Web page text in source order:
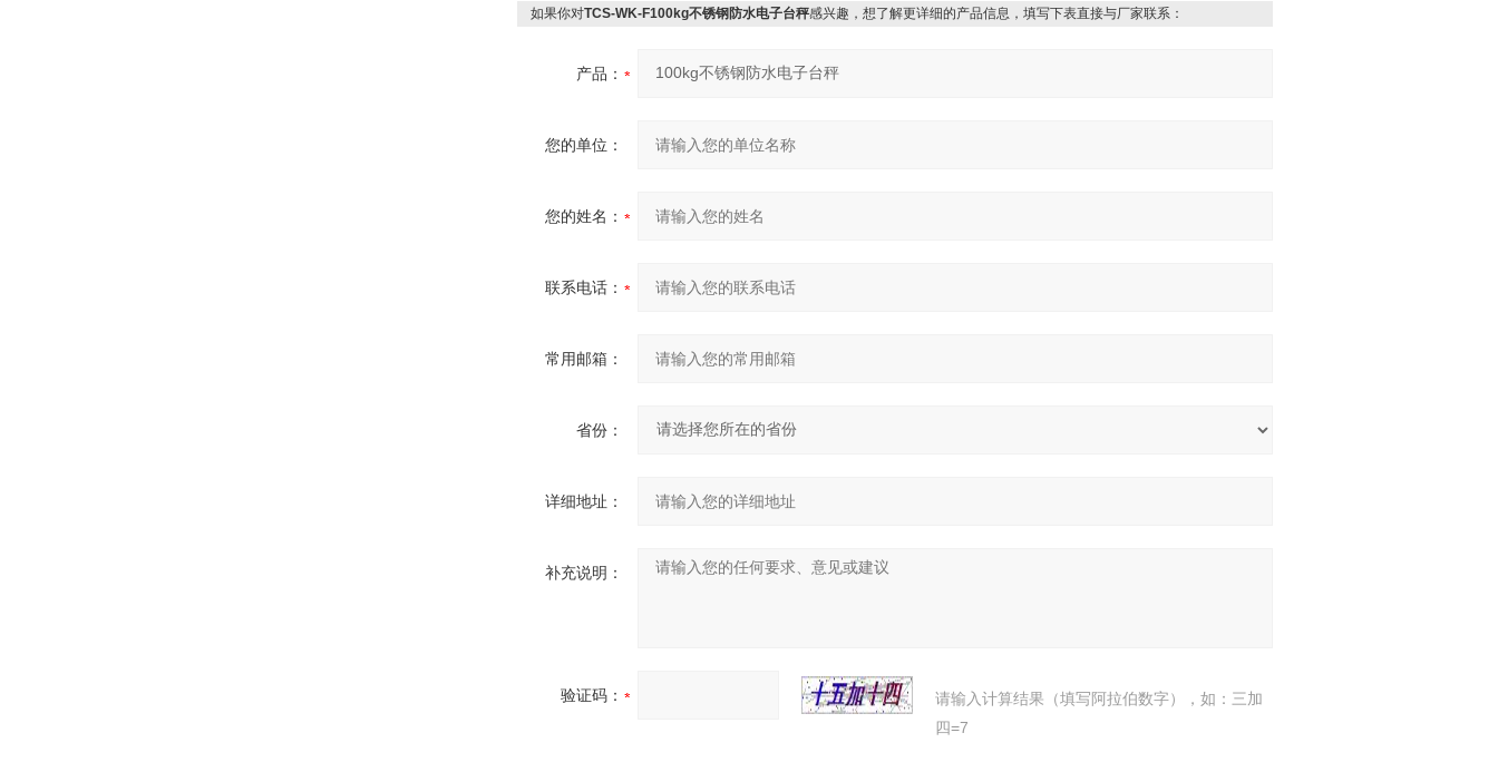
如果你对TCS-WK-F100kg不锈钢防水电子台秤感兴趣，想了解更详细的产品信息，填写下表直接与厂家联系：
产品：
您的单位：
您的姓名：
联系电话：
常用邮箱：
省份：
详细地址：
补充说明：
验证码：
请输入计算结果（填写阿拉伯数字），如：三加
四=7